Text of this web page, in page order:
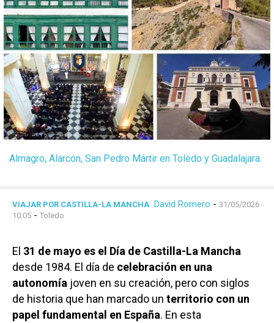
Almagro, Alarcón, San Pedro Mártir en Toledo y Guadalajara.
VIAJAR POR CASTILLA-LA MANCHA David Romero - 31/05/2026
10:05 - Toledo
El 31 de mayo es el Día de Castilla-La Mancha
desde 1984. El día de celebración en una
autonomía joven en su creación, pero con siglos
de historia que han marcado un territorio con un
papel fundamental en España. En esta